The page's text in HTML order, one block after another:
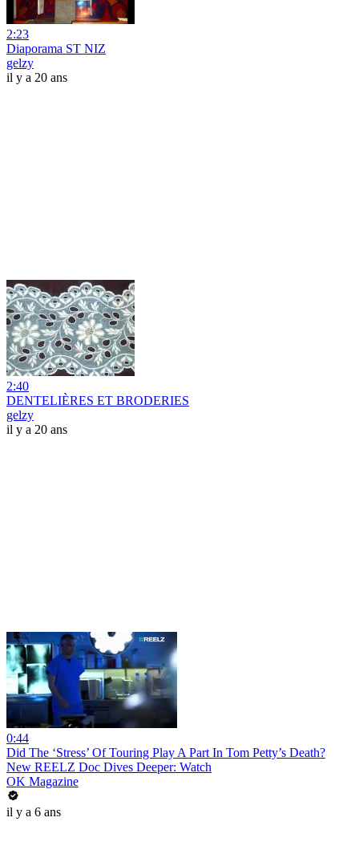
2:23
Diaporama ST NIZ
gelzy
il y a 20 ans
2:40
DENTELIÈRES ET BRODERIES
gelzy
il y a 20 ans
0:44
Did The ‘Stress’ Of Touring Play A Part In Tom Petty’s Death?
New REELZ Doc Dives Deeper: Watch
OK Magazine
il y a 6 ans